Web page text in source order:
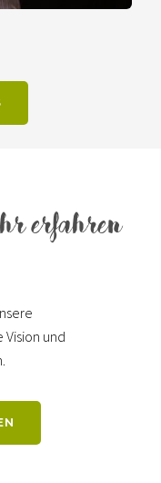
erfahren
und